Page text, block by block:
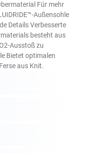
Für mehr
Außensohle
Details Verbesserte
besteht aus
Ausstoß zu
Bietet optimalen
aus Knit.